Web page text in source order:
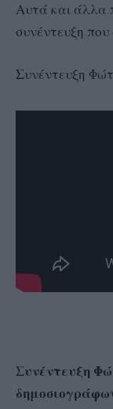
Αυτά και άλλα
συνέντευξη που
Συνέντευξη
Συνέντευξη